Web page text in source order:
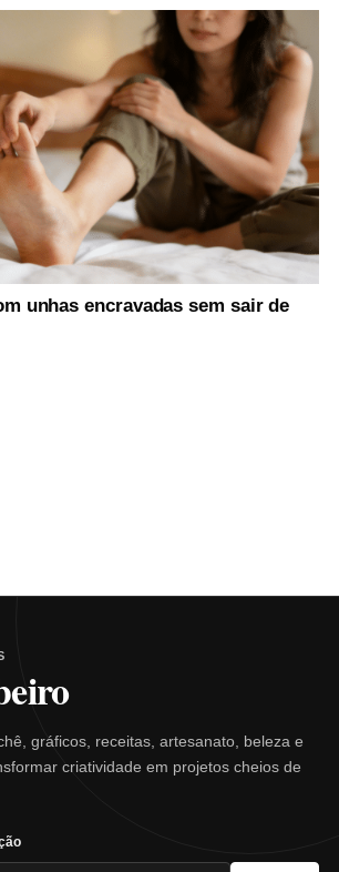
unhas encravadas sem sair de
gráficos, receitas, artesanato, beleza e
criatividade em projetos cheios de